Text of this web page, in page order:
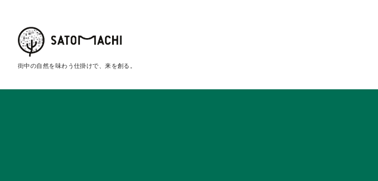
街中の自然を味わう仕掛けで、来を創る。